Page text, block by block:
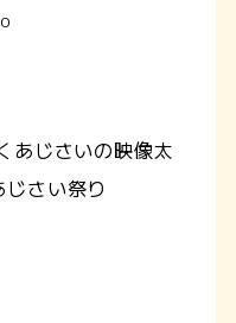
あじさいの映像太
さい祭り